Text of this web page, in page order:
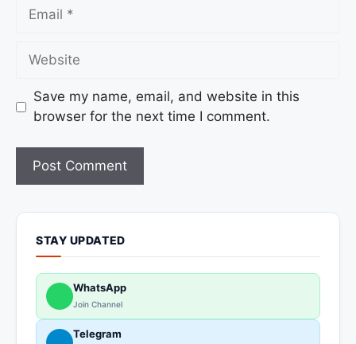
Save my name, email, and website in this
browser for the next time I comment.
STAY UPDATED
WhatsApp
Join Channel
Telegram